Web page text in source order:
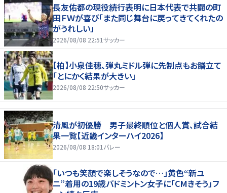
長友佑都の現役続行表明に日本代表で共闘の町
田ＦＷが喜び「また同じ舞台に戻ってきてくれたの
がうれしい」
2026/08/08 22:51サッカー
【柏】小泉佳穂、弾丸ミドル弾に先制点もお膳立て
「とにかく結果が大きい」
2026/08/08 22:50サッカー
清風が初優勝 男子最終順位と個人賞、試合結
果一覧【近畿インターハイ2026】
2026/08/08 18:01 バレー
「いつも笑顔で楽しそうなので…」黄色“新ユ
ニ”着用の19歳バドミントン女子に「CMきそう」フ